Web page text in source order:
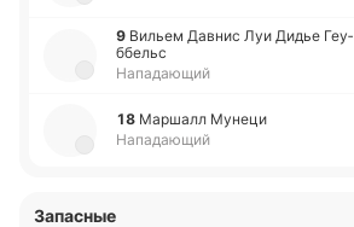
9 Вильем Давнис Луи Дидье Геу­
ббельс
Нападающий
18 Ма­ршалл Мунеци
Нападающий
Запасные